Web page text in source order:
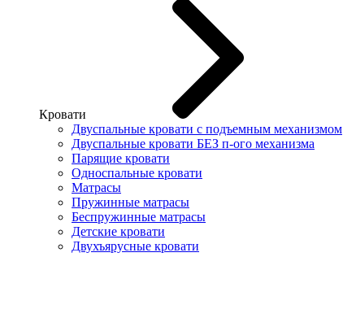
Кровати
Двуспальные кровати с подъемным механизмом
Двуспальные кровати БЕЗ п-ого механизма
Парящие кровати
Односпальные кровати
Матрасы
Пружинные матрасы
Беспружинные матрасы
Детские кровати
Двухъярусные кровати